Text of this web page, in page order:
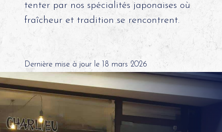
tenter par nos spécialités japonaises où
fraîcheur et tradition se rencontrent.
Dernière mise à jour le 18 mars 2026